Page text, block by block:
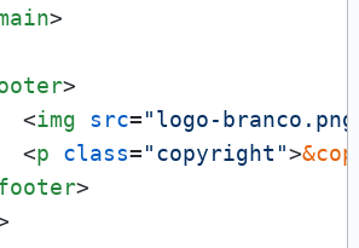
>
>
<img src="logo-
<p class="copyright">
>